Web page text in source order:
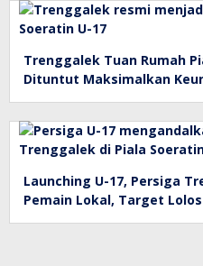
Trenggalek Tuan Rumah
Dituntut Maksimalkan
Launching U-17, Persiga
Pemain Lokal, Target